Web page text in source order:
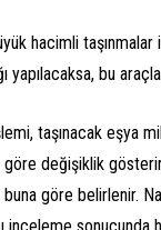
hacimli
yapılacaksa, bu
taşınacak eşya
değişiklik gösterir;
göre belirlenir.